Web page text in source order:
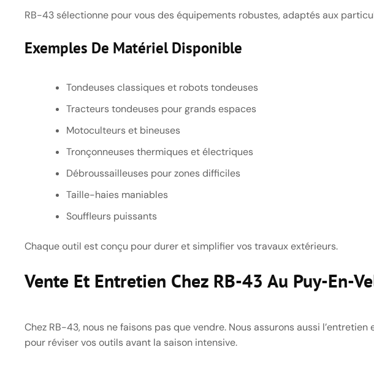
RB-43 sélectionne pour vous des équipements robustes, adaptés aux
Exemples De Matériel Disponible
Tondeuses classiques et robots tondeuses
Tracteurs tondeuses pour grands espaces
Motoculteurs et bineuses
Tronçonneuses thermiques et électriques
Débroussailleuses pour zones difficiles
Taille-haies maniables
Souffleurs puissants
Chaque outil est conçu pour durer et simplifier vos travaux extérieurs.
Vente Et Entretien Chez RB-43 Au Puy-En-
Chez RB-43, nous ne faisons pas que vendre. Nous assurons aussi
pour réviser vos outils avant la saison intensive.